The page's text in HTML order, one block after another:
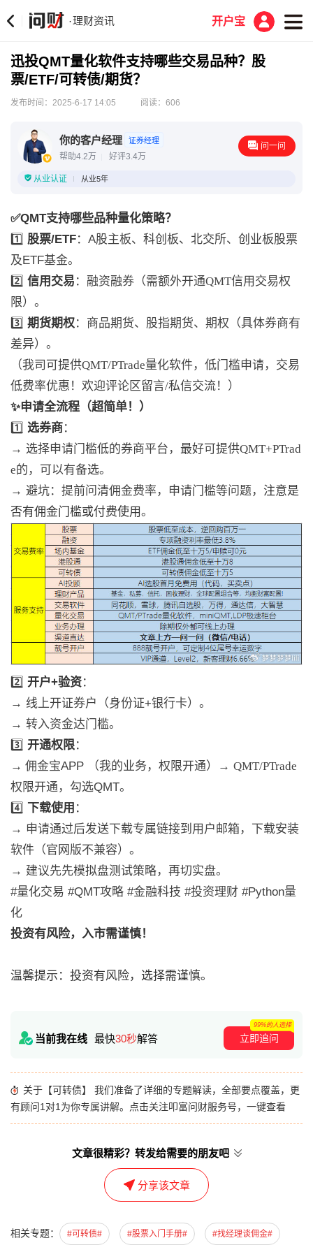
·理财资讯 开户宝
迅投QMT量化软件支持哪些交易品种？股
票/ETF/可转债/期货？
发布时间：2025-6-17 14:05 阅读：606
你的客户经理 证券经理
帮助4.2万 好评3.4万
问一问
从业认证 从业5年
✅QMT支持哪些品种量化策略？
1️⃣ 股票/ETF：A股主板、科创板、 北交所、 创业板股票
及ETF基金。
2️⃣ 信用交易 ：融资融券（需额外开通QMT信用交易权
限） 。
3️⃣ 期货期权：商品期货、股指期货、期权 （具体券商有
差异） 。
（我司可提供QMT/PTrade量化软件，低门槛申请，交易
低费率优惠！欢迎评论区留言/私信交流！）
✨申请全流程（超简单！）
1️⃣ 选券商：
→ 选择申请门槛低的券商平台，最好可提供QMT+PTrad
e的，可以有备选。
→ 避坑：提前问清佣金费率，申请门槛等问题， 注意是
否有佣金门槛或付费使用。
2️⃣ 开户+验资：
→ 线上开证券户（身份证+银行卡） 。
→ 转入资金达门槛。
3️⃣ 开通权限：
→ 佣金宝APP （我的业务，权限开通） → QMT/PTrade
权限开通， 勾选QMT。
4️⃣ 下载使用 ：
→ 申请通过后发送下载专属链接到用户邮箱，下载安装
软件（官网版不兼容） 。
→ 建议先先模拟盘测试策略，再切实盘。
#量化交易 #QMT攻略 #金融科技 #投资理财 #Python量
化
投资有风险，入市需谨慎！
温馨提示：投资有风险，选择需谨慎。
当前我在线 最快30秒解答 立即追问
99%的人选择
关于【可转债】 我们准备了详细的专题解读，全部要点覆盖，更
有顾问1对1为你专属讲解。点击关注叩富问财服务号，一键查看
文章很精彩？转发给需要的朋友吧
分享该文章
相关专题： #可转债# #股票入门手册# #找经理谈佣金#